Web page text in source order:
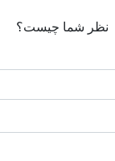
نظر شما چیست؟